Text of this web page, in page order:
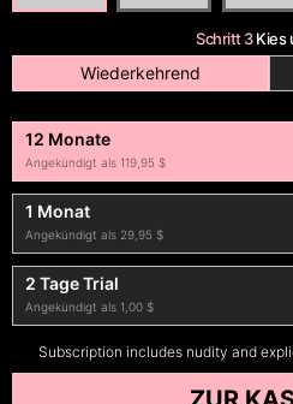
Schritt 3Kies
Wiederkehrend
12 Monate
Angekündigt als 119,95 $
1 Monat
Angekündigt als 29,95 $
2 Tage Trial
Angekündigt als 1,00 $
Subscription includes nudity and